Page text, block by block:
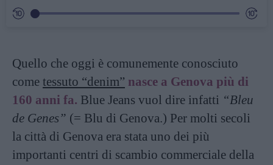
Quello che oggi è comunemente conosciuto
come tessuto “denim” nasce a Genova più di
160 anni fa. Blue Jeans vuol dire infatti “Bleu
de Genes” (= Blu di Genova.) Per molti secoli
la città di Genova era stata uno dei più
importanti centri di scambio commerciale della